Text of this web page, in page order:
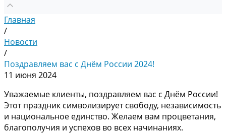
Главная
/
Новости
/
Поздравляем вас с Днём России 2024!
11 июня 2024
Уважаемые клиенты, поздравляем вас с Днём России!
Этот праздник символизирует свободу, независимость
и национальное единство. Желаем вам процветания,
благополучия и успехов во всех начинаниях.